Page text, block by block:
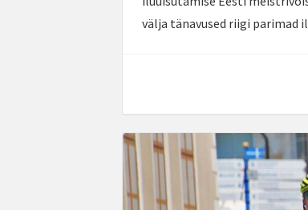
välja tänavused riigi parimad